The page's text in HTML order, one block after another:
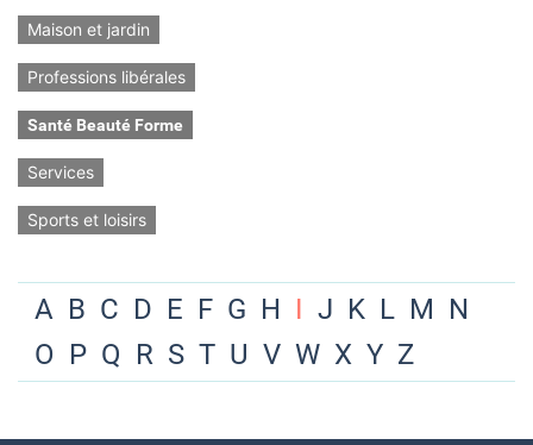
Maison et jardin
Professions libérales
Santé Beauté Forme
Services
Sports et loisirs
A B C D E F G H I J K L M N
O P Q R S T U V W X Y Z